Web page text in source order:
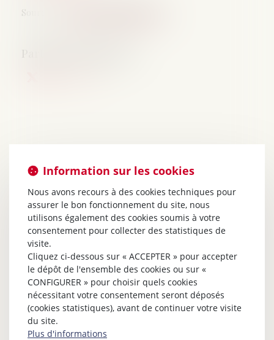
Source :
Information sur les cookies
Nous avons recours à des cookies techniques pour
assurer le bon fonctionnement du site, nous
utilisons également des cookies soumis à votre
consentement pour collecter des statistiques de
visite.
Cliquez ci-dessous sur « ACCEPTER » pour accepter
le dépôt de l'ensemble des cookies ou sur «
CONFIGURER » pour choisir quels cookies
nécessitant votre consentement seront déposés
(cookies statistiques), avant de continuer votre visite
du site.
Plus d'informations